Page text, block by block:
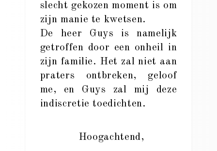
slecht gekozen moment is om
zijn manie te kwetsen.
De heer Guys is namelijk
getroffen door een onheil in
zijn familie. Het zal niet aan
praters ontbreken, geloof
me, en Guys zal mij deze
indiscretie toedichten.
Hoogachtend,